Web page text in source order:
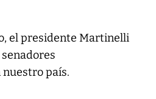
el presidente Martinelli
país.